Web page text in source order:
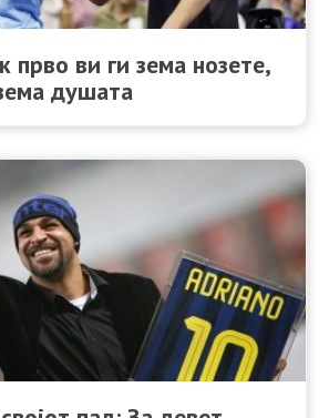
прво ви ги зема нозете,
душата